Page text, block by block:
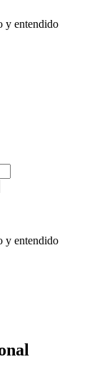
y entendido
y entendido